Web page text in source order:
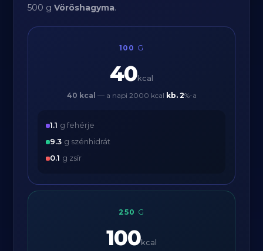
500 gVöröshagyma.
100 G
40kcal
40 kcal — a napi 2000 kcal kb. 2%-a
1.1 g fehérje
9.3 g szénhidrát
0.1 g zsír
250 G
100kcal